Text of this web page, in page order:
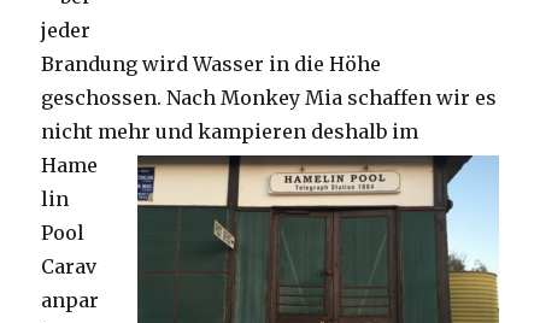
jeder
Brandung wird Wasser in die Höhe
geschossen. Nach Monkey Mia schaffen wir es
nicht mehr und kampieren deshalb im
Hame
lin
Pool
Carav
anpar